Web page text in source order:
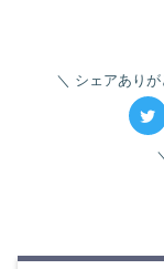
シェアあり